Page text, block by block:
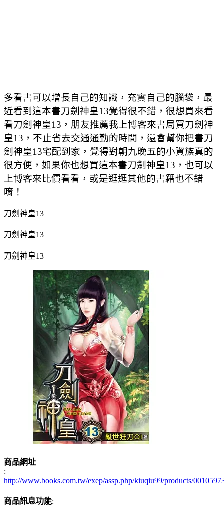
多看書可以增長自己的知識，充實自己的腦袋，最
近看到這本書刀劍神皇13覺得很不錯，很想買來看
看刀劍神皇13，朋友推薦我上博客來書局買刀劍神
皇13，不止省去交通通勤的時間，還會幫你把書刀
劍神皇13宅配到家，覺得對朝九晚五的小資族真的
很方便，如果你也想買這本書刀劍神皇13，也可以
上博客來比價看看，或是逛逛其他的書籍也不錯
唷！
刀劍神皇13
刀劍神皇13
刀劍神皇13
商品網址
:
http://www.books.com.tw/exep/assp.php/kiuqiu99/products/
商品訊息功能: